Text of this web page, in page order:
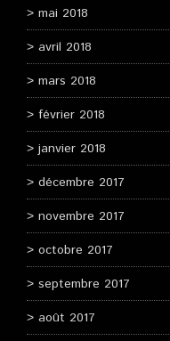
mai 2018
avril 2018
mars 2018
février 2018
janvier 2018
décembre 2017
novembre 2017
octobre 2017
septembre 2017
août 2017